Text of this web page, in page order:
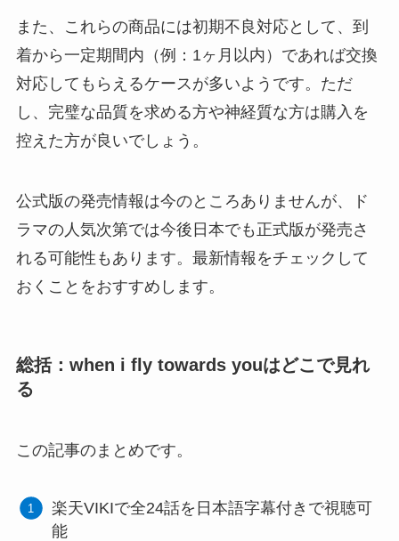
また、これらの商品には初期不良対応として、到
着から一定期間内（例：1ヶ月以内）であれば交換
対応してもらえるケースが多いようです。ただ
し、完璧な品質を求める方や神経質な方は購入を
控えた方が良いでしょう。
公式版の発売情報は今のところありませんが、ド
ラマの人気次第では今後日本でも正式版が発売さ
れる可能性もあります。最新情報をチェックして
おくことをおすすめします。
総括：when i fly towards youはどこで見れ
る
この記事のまとめです。
楽天VIKIで全24話を日本語字幕付きで視聴可
能